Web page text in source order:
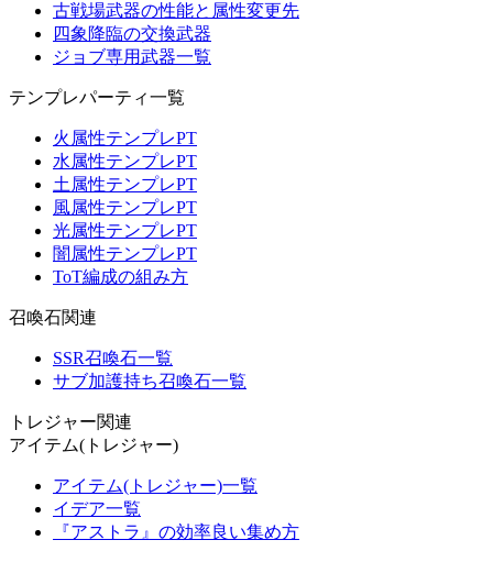
古戦場武器の性能と属性変更先
四象降臨の交換武器
ジョブ専用武器一覧
テンプレパーティ一覧
火属性テンプレPT
水属性テンプレPT
土属性テンプレPT
風属性テンプレPT
光属性テンプレPT
闇属性テンプレPT
ToT編成の組み方
召喚石関連
SSR召喚石一覧
サブ加護持ち召喚石一覧
トレジャー関連
アイテム(トレジャー)
アイテム(トレジャー)一覧
イデア一覧
『アストラ』の効率良い集め方